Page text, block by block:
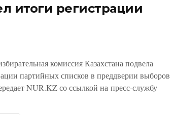
итоги регистрации
комиссия Казахстана подвела
партийных списков в преддверии выборов
NUR.KZ со ссылкой на пресс-службу